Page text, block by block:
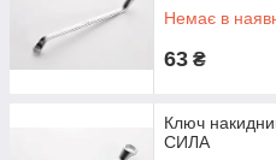
Немає в
63 ₴
Ключ
CИЛА